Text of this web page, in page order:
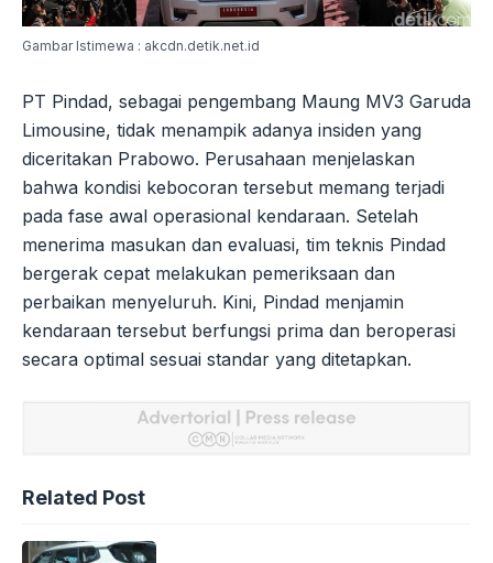
Gambar Istimewa : akcdn.detik.net.id
PT Pindad, sebagai pengembang Maung MV3 Garuda
Limousine, tidak menampik adanya insiden yang
diceritakan Prabowo. Perusahaan menjelaskan
bahwa kondisi kebocoran tersebut memang terjadi
pada fase awal operasional kendaraan. Setelah
menerima masukan dan evaluasi, tim teknis Pindad
bergerak cepat melakukan pemeriksaan dan
perbaikan menyeluruh. Kini, Pindad menjamin
kendaraan tersebut berfungsi prima dan beroperasi
secara optimal sesuai standar yang ditetapkan.
Related Post